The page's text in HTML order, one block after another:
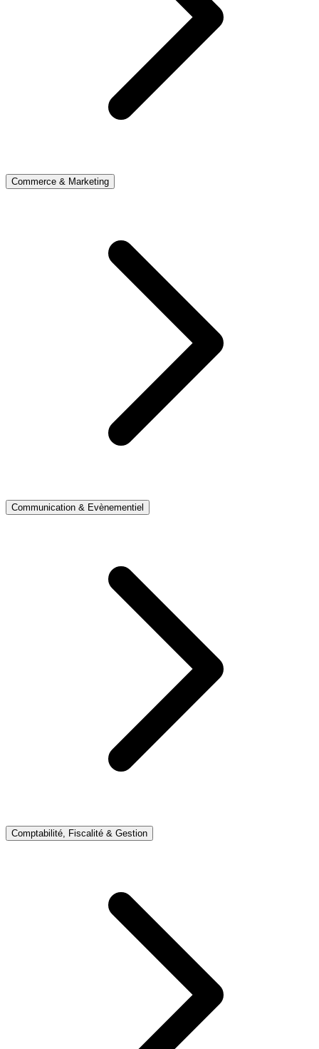
Commerce & Marketing
Communication & Evènementiel
Comptabilité, Fiscalité & Gestion